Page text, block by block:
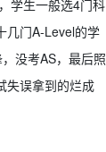
学生一般选4门科
几门A-Level的学
没考AS，最后照
失误拿到的烂成